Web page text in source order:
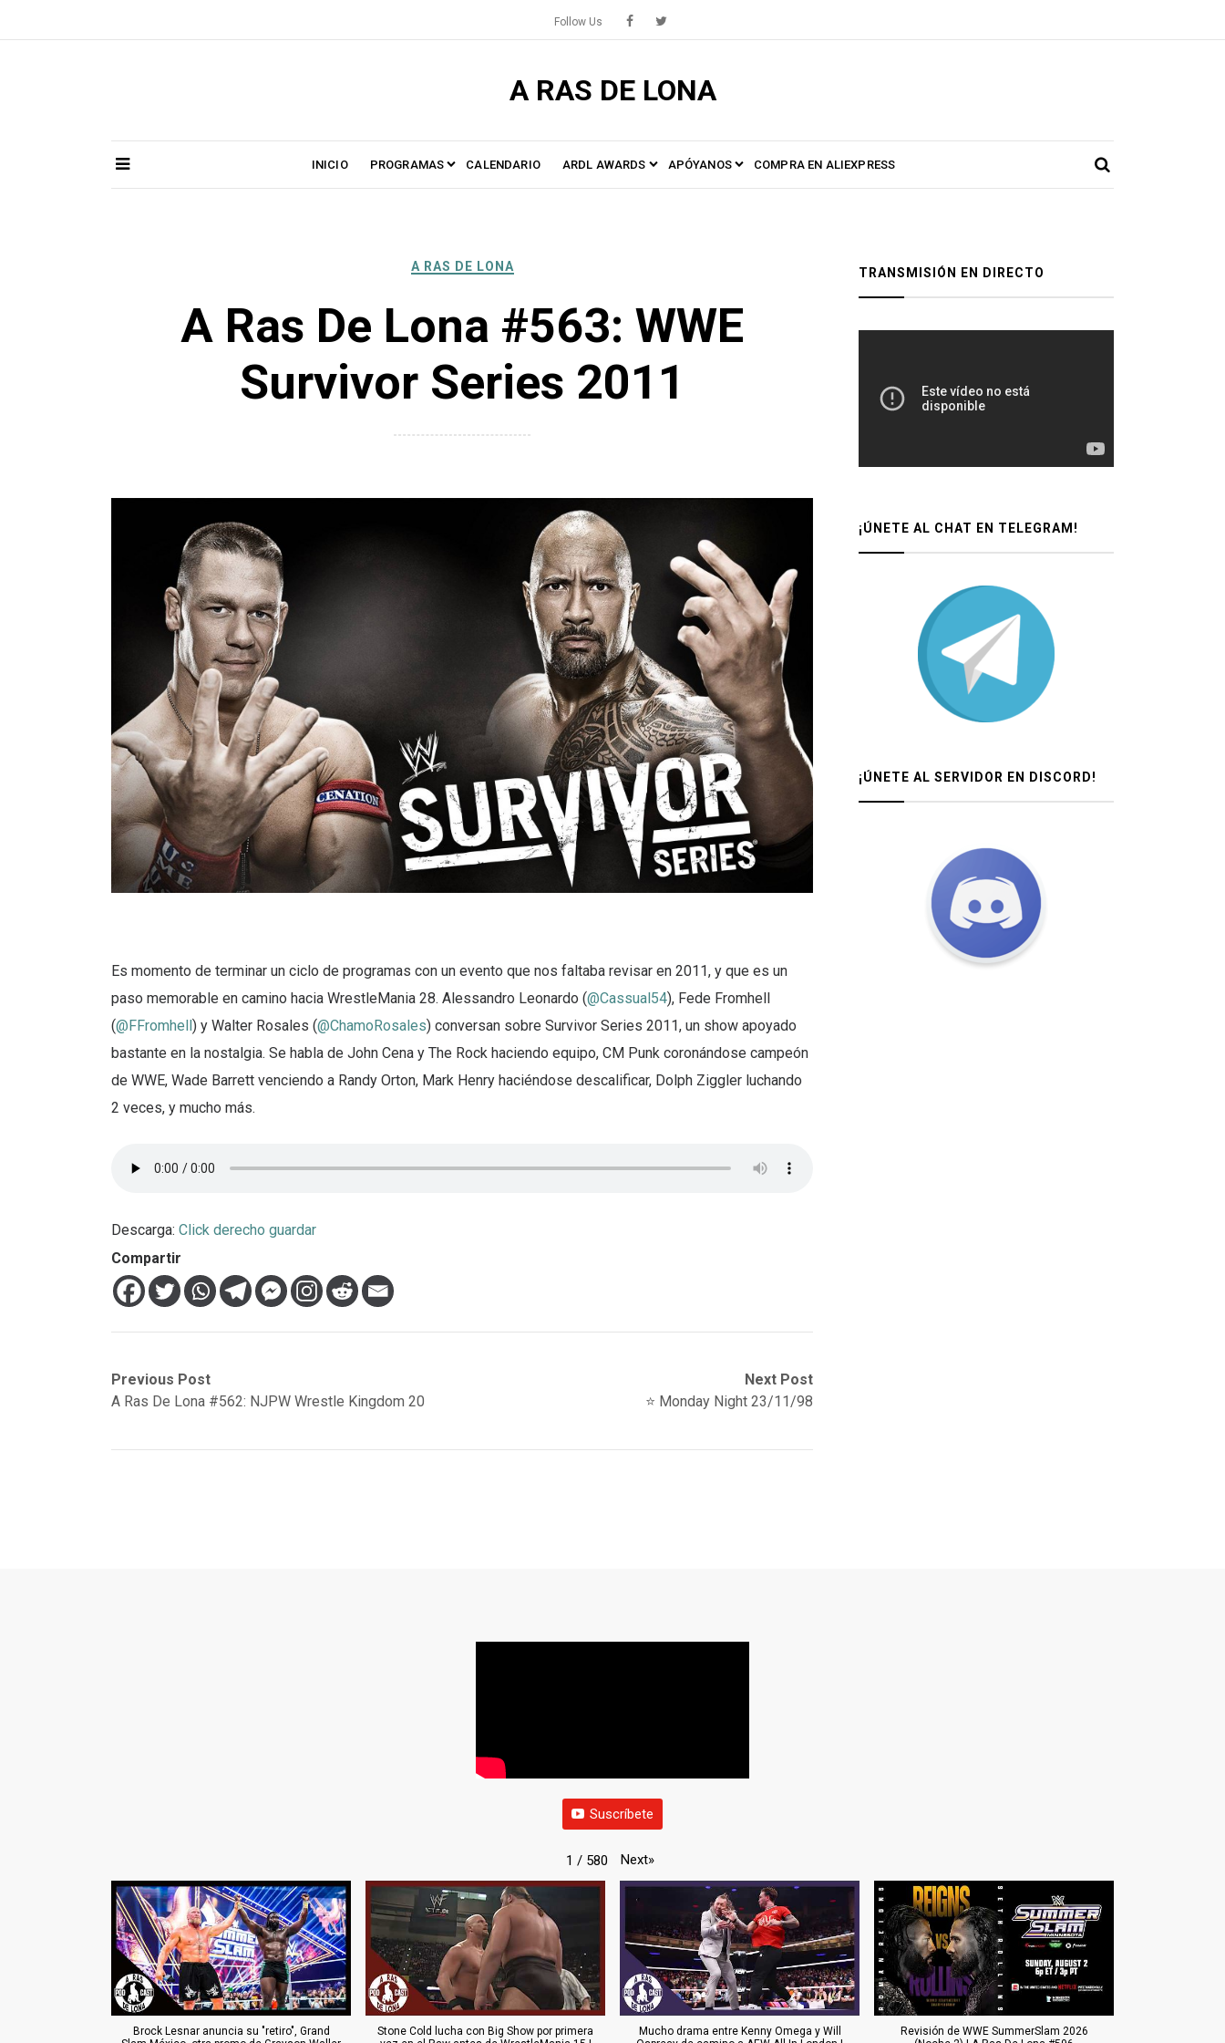
Follow Us
A RAS DE LONA
INICIO PROGRAMAS CALENDARIO ARDL AWARDS APÓYANOS COMPRA EN ALIEXPRESS
A RAS DE LONA
A Ras De Lona #563: WWE
Survivor Series 2011
Es momento de terminar un ciclo de programas con un evento que nos faltaba revisar en 2011, y que es un
paso memorable en camino hacia WrestleMania 28. Alessandro Leonardo (@Cassual54), Fede Fromhell
(@FFromhell) y Walter Rosales (@ChamoRosales) conversan sobre Survivor Series 2011, un show apoyado
bastante en la nostalgia. Se habla de John Cena y The Rock haciendo equipo, CM Punk coronándose campeón
de WWE, Wade Barrett venciendo a Randy Orton, Mark Henry haciéndose descalificar, Dolph Ziggler luchando
2 veces, y mucho más.
Descarga: Click derecho guardar
Compartir
NavegaciónPrevious Post
A Ras De Lona #562: NJPW Wrestle Kingdom 20
Next Post
⭐️ Monday Night 23/11/98
TRANSMISIÓN EN DIRECTO
¡ÚNETE AL CHAT EN TELEGRAM!
¡ÚNETE AL SERVIDOR EN DISCORD!
Suscríbete
1 / 580 Next»
Brock Lesnar anuncia su "retiro", Grand
Stone Cold lucha con Big Show por primera
Mucho drama entre Kenny Omega y Will
Revisión de WWE SummerSlam 2026